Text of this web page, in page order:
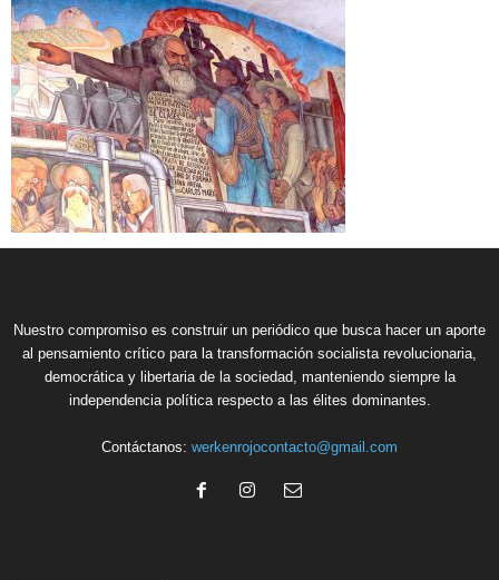
Nuestro compromiso es construir un periódico que busca hacer un aporte
al pensamiento crítico para la transformación socialista revolucionaria,
democrática y libertaria de la sociedad, manteniendo siempre la
independencia política respecto a las élites dominantes.
Contáctanos: werkenrojocontacto@gmail.com